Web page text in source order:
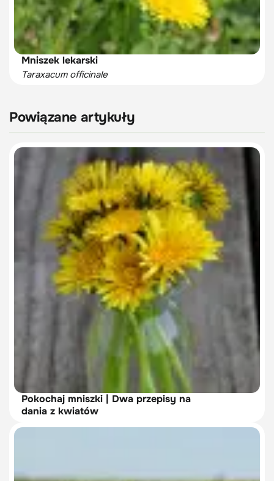
Mniszek lekarski
Taraxacum officinale
Powiązane artykuły
Pokochaj mniszki | Dwa przepisy na
dania z kwiatów